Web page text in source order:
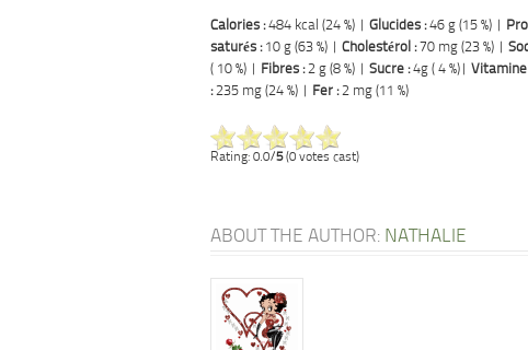
Calories :484 kcal (24 %) | Glucides :46 g (15 %) |
saturés : 10 g (63 %) | Cholestérol :70 mg (23 %) |
( 10 %) |
Fibres :2 g (8 %) | Sucre :4g ( 4 %)| Vitamine
:235 mg (24 %) | Fer :2 mg (11 %)
Rating: 0.0/5(0 votes cast)
ABOUT THE AUTHOR: NATHALIE